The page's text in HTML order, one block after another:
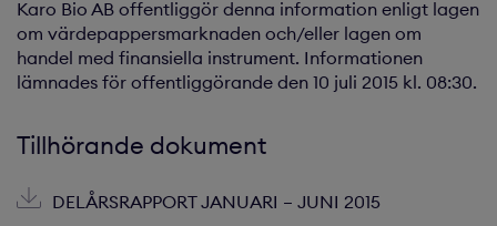
Karo Bio AB offentliggör denna information enligt lagen
om värdepappersmarknaden och/eller lagen om
handel med finansiella instrument. Informationen
lämnades för offentliggörande den 10 juli 2015 kl. 08:30.
Tillhörande dokument
DELÅRSRAPPORT JANUARI – JUNI 2015